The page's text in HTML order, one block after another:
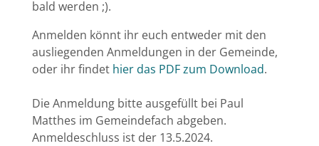
bald werden ;).
Anmelden könnt ihr euch entweder mit den
ausliegenden Anmeldungen in der Gemeinde,
oder ihr findet hier das PDF zum Download.
Die Anmeldung bitte ausgefüllt bei Paul
Matthes im Gemeindefach abgeben.
Anmeldeschluss ist der 13.5.2024.